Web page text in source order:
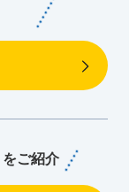
ご紹介